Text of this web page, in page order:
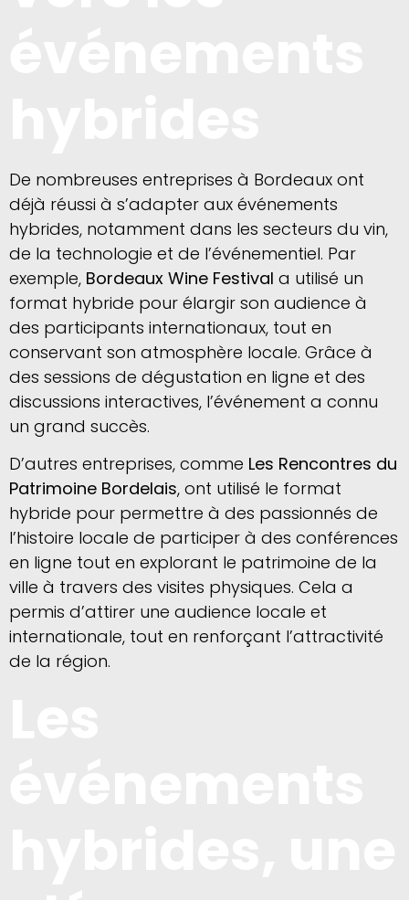
De nombreuses entreprises à Bordeaux ont
déjà réussi à s’adapter aux événements
hybrides, notamment dans les secteurs du vin,
de la technologie et de l’événementiel. Par
exemple, Bordeaux Wine Festival a utilisé un
format hybride pour élargir son audience à
des participants internationaux, tout en
conservant son atmosphère locale. Grâce à
des sessions de dégustation en ligne et des
discussions interactives, l’événement a connu
un grand succès.
D’autres entreprises, comme Les Rencontres du
Patrimoine Bordelais, ont utilisé le format
hybride pour permettre à des passionnés de
l’histoire locale de participer à des conférences
en ligne tout en explorant le patrimoine de la
ville à travers des visites physiques. Cela a
permis d’attirer une audience locale et
internationale, tout en renforçant l’attractivité
de la région.